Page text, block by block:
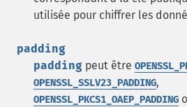
utilisée pour chiffrer les
padding
padding peut être
OPENSSL_SSLV23_PADDING,
OPENSSL_PKCS1_OAEP_PADDING